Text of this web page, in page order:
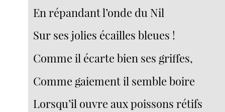
En répandant l’onde du Nil
Sur ses jolies écailles bleues !
Comme il écarte bien ses griffes,
Comme gaiement il semble boire
Lorsqu’il ouvre aux poissons rétifs